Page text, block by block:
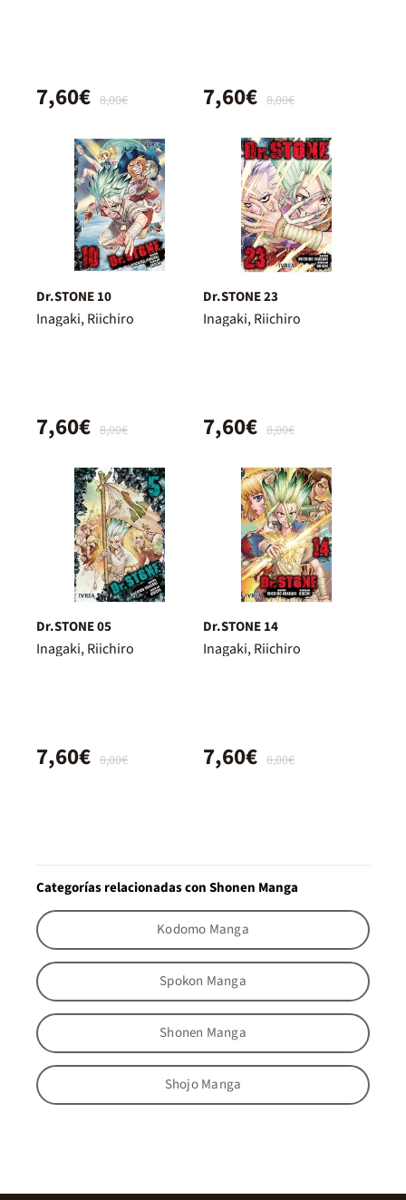
8,00€
7,60€ 8,00€
7,60€
Dr.STONE 10
Inagaki, Riichiro
8,00€
7,60€
Dr.STONE 23
Inagaki, Riichiro
8,00€
7,60€
Dr.STONE 05
Inagaki, Riichiro
8,00€
7,60€
Dr.STONE 14
Inagaki, Riichiro
8,00€
7,60€
Categorías relacionadas con Shonen Manga
Kodomo Manga
Spokon Manga
Shonen Manga
Shojo Manga